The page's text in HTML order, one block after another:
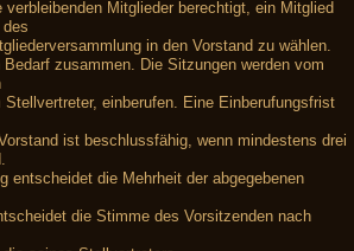
Mitglieder berechtigt, ein Mitglied
in den Vorstand zu wählen.
zusammen. Die Sitzungen werden vom
Stellvertreter, einberufen. Eine Einberufungsfrist
ist beschlussfähig, wenn mindestens drei
entscheidet die Mehrheit der abgegebenen
die Stimme des Vorsitzenden nach